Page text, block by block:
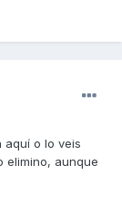
aquí o lo veis
elimino, aunque